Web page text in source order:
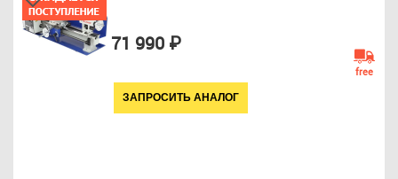
71 990 ₽
ЗАПРОСИТЬ АНАЛОГ
free